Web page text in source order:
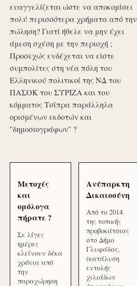
ευαγγελίζεται ώστε να αποκομίσει
πολύ περισσότερα χρήματα από την
πώληση? Γιατί ήθελε να μην έχει
άμεση σχέση με την περιοχή ;
Προσεχώς ενδέχεται να είστε
συμπολίτες στη νέα πόλη του
Ελληνικού πολιτικοί της ΝΔ του
ΠΑΣΟΚ του ΣΥΡΙΖΑ και του
κόμματος Τσίπρα παράλληλα
ορισμένων εκδοτών και
''δημοσιογράφων'' ?
Μετοχές
και
ομόλογα
πήρατε ?
Σε λίγες
ημέρες
κλείνουν δέκα
χρόνια από
την
παραχώρηση
Ανύπαρκτη
Δικαιοσύνη
Από το 2014
της τοπικής
προβοκάτσιας
στο Δήμο
Γλυφάδας,
(κατάλυση
εντολής
χιλιάδων